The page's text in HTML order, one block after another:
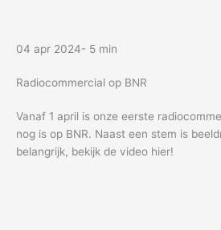
04 apr 2024- 5 min
Radiocommercial op BNR
Vanaf 1 april is onze eerste
nog is op BNR. Naast een stem is
belangrijk, bekijk de video hier!